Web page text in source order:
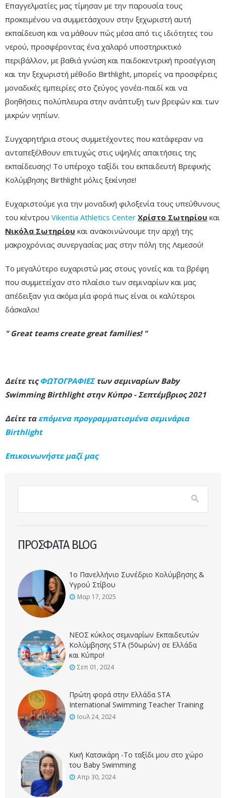
Επαγγελματίες μας τίμησαν με την παρουσία τους
προκειμένου να συμμετάσχουν στην ξεχωριστή αυτή
εκπαίδευση και να μάθουν πώς μέσα από τις ιδιότητες του
νερού, προσφέροντας ένα χαλαρό υποστηρικτικό
περιβάλλον, με βαθιά γνώση και παιδοκεντρική προσέγγιση
και την ξεχωριστή μέθοδο Birthlight, μπορείς να προσφέρεις
μοναδικές εμπειρίες στο ζεύγος γονέα-παιδί και να
βοηθήσεις πολύπλευρα στην ανάπτυξη των βρεφών και των
μικρών νηπίων.
Συγχαρητήρια στους συμμετέχοντες που κατάφεραν να
ανταπεξέλθουν επιτυχώς στις υψηλές απαιτήσεις της
εκπαίδευσης! Το υπέροχο ταξίδι του εκπαιδευτή Βρεφικής
Κολύμβησης Birthlight μόλις ξεκίνησε!
Ευχαριστούμε για την μοναδική φιλοξενία τους υπεύθυνους
του κέντρου Vikentia Athletics Center Χρίστο Σωτηρίου και
Νικόλα Σωτηρίου και ανακοινώνουμε την αρχή της
μακροχρόνιας συνεργασίας μας στην πόλη της Λεμεσού!
Το μεγαλύτερο ευχαριστώ μας στους γονείς και τα βρέφη
που συμμετείχαν στο πλαίσιο των σεμιναρίων και μας
απέδειξαν για ακόμα μία φορά πως είναι οι καλύτεροι
δάσκαλοι!
" Great teams create great families! "
Δείτε τις ΦΩΤΟΓΡΑΦΙΕΣτων σεμιναρίων Baby
Swimming Birthlight στην Κύπρο - Σεπτέμβριος 2021
Δείτε τα επόμενα προγραμματισμένα σεμινάρια
Birthlight
Επικοινωνήστε μαζί μας
ΠΡΟΣΦΑΤΑ BLOG
1ο Πανελλήνιο Συνέδριο Κολύμβησης &
Υγρού Στίβου
Μαρ 17, 2025
ΝΕΟΣ κύκλος σεμιναρίων Εκπαιδευτών
Κολύμβησης STA (50ωρών) σε Ελλάδα
και Κύπρο!
Σεπ 01, 2024
Πρώτη φορά στην Ελλάδα STA
International Swimming Teacher Training
Ιουλ 24, 2024
Κική Κατσικάρη -Το ταξίδι μου στο χώρο
του Baby Swimming
Απρ 30, 2024